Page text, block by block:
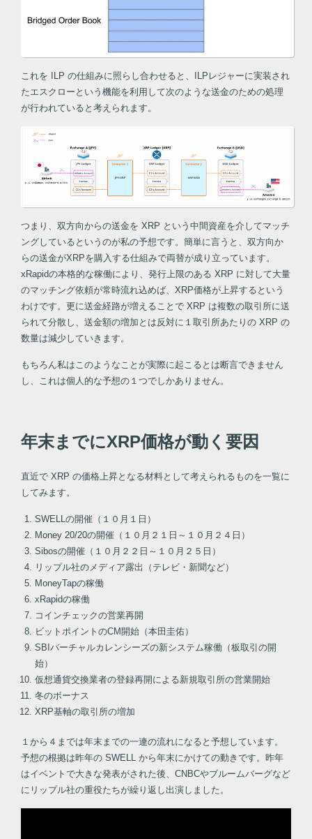
これを ILP の仕組みに照らし合わせると、ILPレジャーに実装され
たエスクローという機能を利用して次のような送金のための処理
が行われていると考えられます。
つまり、双方向からの送金を XRP という中間資産を介してマッチ
ングしているというのが私の予想です。簡単に言うと、双方向か
らの送金がXRPを購入する仕組みで両替が成り立っています。
xRapidの本格的な稼働により、発行上限のある XRP に対して大量
のマッチング依頼が常時流れ込めば、XRP価格が上昇するという
わけです。更に送金経路が増えることで XRP は複数の取引所に送
られて分散し、送金額の増加とは反対に１取引所あたりの XRP の
数量は減少していきます。
もちろん私はこのようなことが実際に起こるとは断言できません
し、これは個人的な予想の１つでしかありません。
年末までにXRP価格が動く要因
直近で XRP の価格上昇となる材料として考えられるものを一覧に
してみます。
SWELLの開催（１０月１日）
Money 20/20の開催（１０月２１日～１０月２４日）
Sibosの開催（１０月２２日～１０月２５日）
リップル社のメディア露出（テレビ・新聞など）
MoneyTapの稼働
xRapidの稼働
コインチェックの営業再開
ビットポイントのCM開始（本田圭佑）
SBIバーチャルカレンシーズの新システム稼働（板取引の開
始）
仮想通貨交換業者の登録再開による新規取引所の営業開始
冬のボーナス
XRP基軸の取引所の増加
１から４までは年末までの一連の流れになると予想しています。
予想の根拠は昨年の SWELL から年末にかけての動きです。昨年
はイベントで大きな発表がされた後、CNBCやブルームバーグなど
にリップル社の重役たちが繰り返し出演しました。